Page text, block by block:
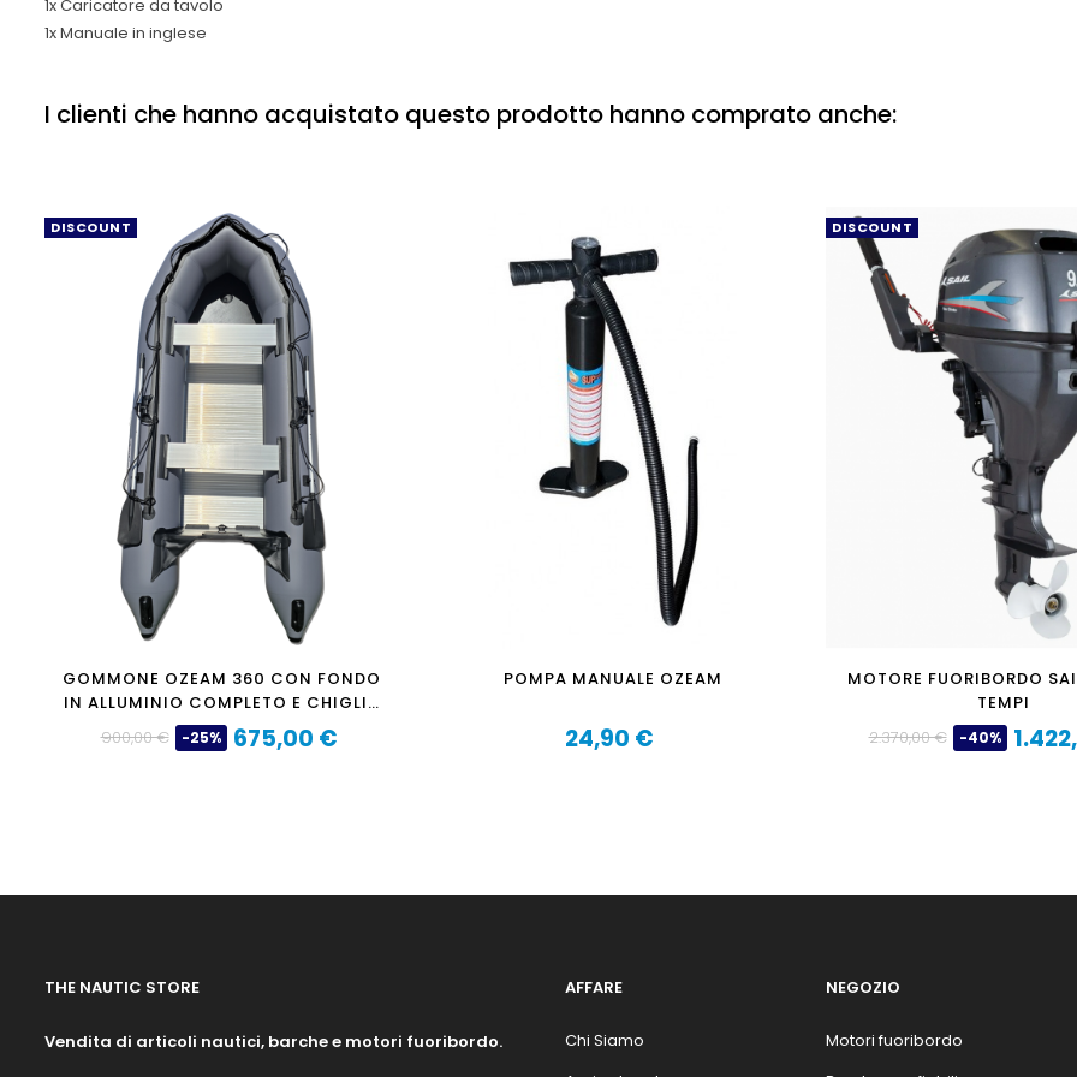
1x Caricatore da tavolo
1x Manuale in inglese
I clienti che hanno acquistato questo prodotto hanno comprato anche:
DISCOUNT
GOMMONE OZEAM 360 CON FONDO
IN ALLUMINIO COMPLETO E CHIGLIA
GONFIABILE
Prezzo
900,00 € -25%
Prezzo
675,00 €
POMPA MANUALE OZEAM
Prezzo
24,90 €
DISCOUNT
MOTORE FUORIBORDO
TEMPI
Prezzo
2.370,00 € -40%
Prezzo
THE NAUTIC STORE
Vendita di articoli nautici, barche e motori fuoribordo.
AFFARE
Chi Siamo
NEGOZIO
Motori fuoribordo